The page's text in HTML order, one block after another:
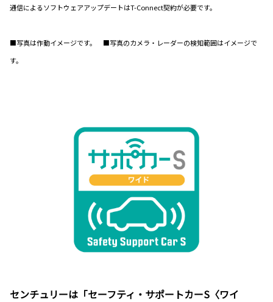
通信によるソフトウェアアップデートはT-Connect契約が必要です。
■写真は作動イメージです。 ■写真のカメラ・レーダーの検知範囲はイメージで
す。
センチュリーは「セーフティ・サポートカーS〈ワイ